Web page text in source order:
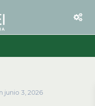
junio 3, 2026